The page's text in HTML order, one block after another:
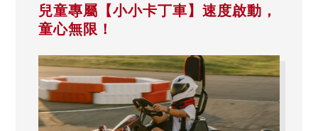
兒童專屬【小小卡丁車】速度啟動，
童心無限！